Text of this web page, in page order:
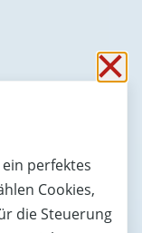
perfektes
Cookies,
die Steuerung